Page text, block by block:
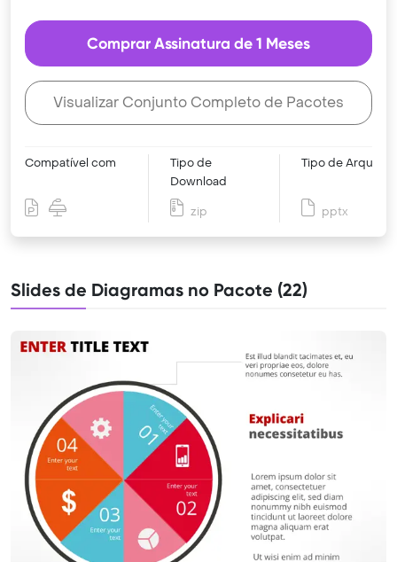
Comprar Assinatura de 1 Meses
Visualizar Conjunto Completo de Pacotes
Compatível com
Tipo de
Download
zip
Tipo de Arquivo
pptx
Slides de Diagramas no Pacote (22)